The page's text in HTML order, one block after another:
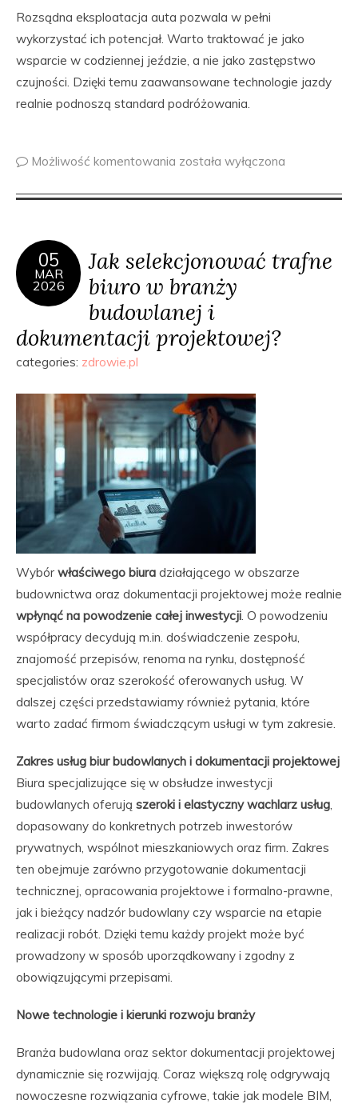
Rozsądna eksploatacja auta pozwala w pełni
wykorzystać ich potencjał. Warto traktować je jako
wsparcie w codziennej jeździe, a nie jako zastępstwo
czujności. Dzięki temu zaawansowane technologie jazdy
realnie podnoszą standard podróżowania.
Możliwość komentowania została wyłączona
05
MAR
2026
Jak selekcjonować trafne
biuro w branży
budowlanej i
dokumentacji projektowej?
categories: zdrowie.pl
Wybór właściwego biura działającego w obszarze
budownictwa oraz dokumentacji projektowej może realnie
wpłynąć na powodzenie całej inwestycji. O powodzeniu
współpracy decydują m.in. doświadczenie zespołu,
znajomość przepisów, renoma na rynku, dostępność
specjalistów oraz szerokość oferowanych usług. W
dalszej części przedstawiamy również pytania, które
warto zadać firmom świadczącym usługi w tym zakresie.
Zakres usług biur budowlanych i dokumentacji projektowej
Biura specjalizujące się w obsłudze inwestycji
budowlanych oferują szeroki i elastyczny wachlarz usług,
dopasowany do konkretnych potrzeb inwestorów
prywatnych, wspólnot mieszkaniowych oraz firm. Zakres
ten obejmuje zarówno przygotowanie dokumentacji
technicznej, opracowania projektowe i formalno-prawne,
jak i bieżący nadzór budowlany czy wsparcie na etapie
realizacji robót. Dzięki temu każdy projekt może być
prowadzony w sposób uporządkowany i zgodny z
obowiązującymi przepisami.
Nowe technologie i kierunki rozwoju branży
Branża budowlana oraz sektor dokumentacji projektowej
dynamicznie się rozwijają. Coraz większą rolę odgrywają
nowoczesne rozwiązania cyfrowe, takie jak modele BIM,